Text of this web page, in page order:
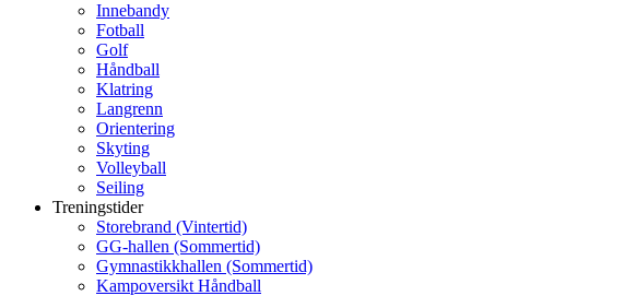
Innebandy
Fotball
Golf
Håndball
Klatring
Langrenn
Orientering
Skyting
Volleyball
Seiling
Treningstider
Storebrand (Vintertid)
GG-hallen (Sommertid)
Gymnastikkhallen (Sommertid)
Kampoversikt Håndball